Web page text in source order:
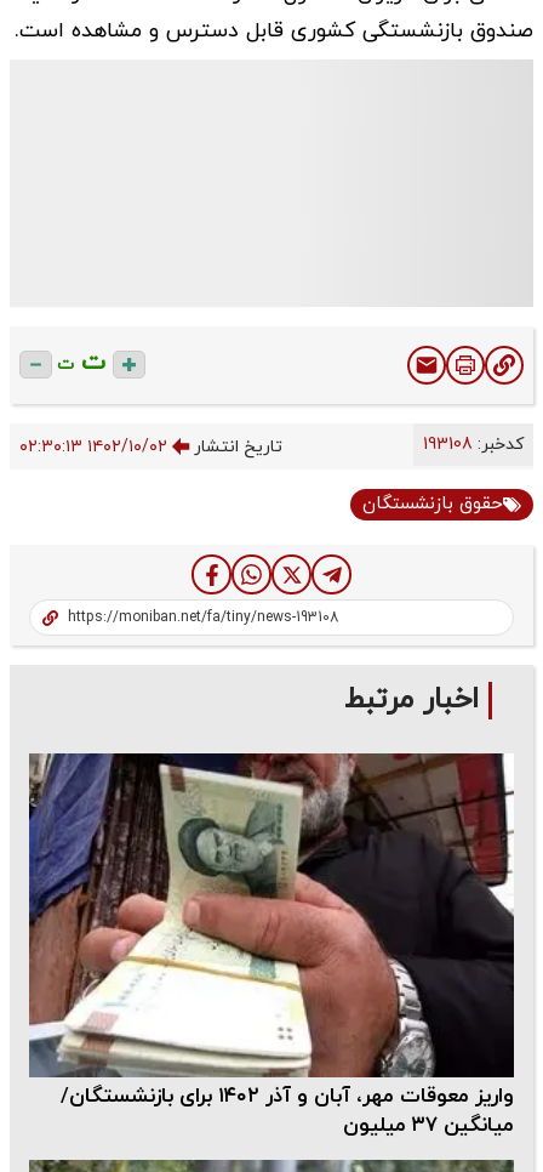
صندوق بازنشستگی کشوری قابل دسترس و مشاهده است.
ت ت
کدخبر: تاریخ انتشار ۱۴۰۲/۱۰/۰۲ ۰۲:۳۰:۱۳
حقوق بازنشستگان
اخبار مرتبط
واریز معوقات مهر، آبان و آذر ۱۴۰۲ برای بازنشستگان/
میانگین ۳۷ میلیون